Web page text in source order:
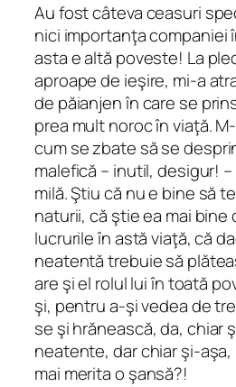
Au fost câteva ceasuri
nici importanţa companiei
asta e altă poveste! La
aproape de ieşire, mi-a
de păianjen în care se
prea mult noroc în viaţă.
cum se zbate să se
malefică – inutil, desigur!
milă. Ştiu că nu e bine să
naturii, că ştie ea mai bine
lucrurile în astă viaţă, că
neatentă trebuie să
are şi el rolul lui în toată
şi, pentru a-şi vedea de
se şi hrănească, da, chiar
neatente, dar chiar şi-
mai merita o şansă?!